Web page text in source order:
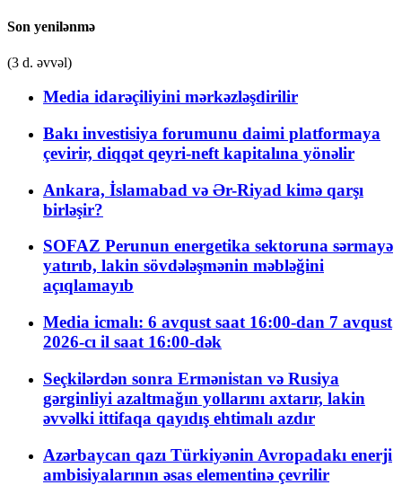
Son yenilənmə
(3 d. əvvəl)
Media idarəçiliyini mərkəzləşdirilir
Bakı investisiya forumunu daimi platformaya
çevirir, diqqət qeyri-neft kapitalına yönəlir
Ankara, İslamabad və Ər-Riyad kimə qarşı
birləşir?
SOFAZ Perunun energetika sektoruna sərmayə
yatırıb, lakin sövdələşmənin məbləğini
açıqlamayıb
Media icmalı: 6 avqust saat 16:00-dan 7 avqust
2026-cı il saat 16:00-dək
Seçkilərdən sonra Ermənistan və Rusiya
gərginliyi azaltmağın yollarını axtarır, lakin
əvvəlki ittifaqa qayıdış ehtimalı azdır
Azərbaycan qazı Türkiyənin Avropadakı enerji
ambisiyalarının əsas elementinə çevrilir